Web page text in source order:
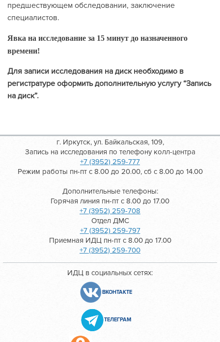
предшествующем обследовании, заключение
специалистов.
Явка на исследование за 15 минут до назначенного
времени!
Для записи исследования на диск необходимо в
регистратуре оформить дополнительную услугу “Запись
на диск”.
г. Иркутск, ул. Байкальская, 109,
Запись на исследования по телефону колл-центра
+7 (3952) 259-777
Режим работы пн-пт с 8.00 до 20.00, сб с 8.00 до 14.00
Дополнительные телефоны:
Горячая линия пн-пт с 8.00 до 17.00
+7 (3952) 259-708
Отдел ДМС
+7 (3952) 259-797
Приемная ИДЦ пн-пт с 8.00 до 17.00
+7 (3952) 259-700
ИДЦ в социальных сетях:
ВКОНТАКТЕ
ТЕЛЕГРАМ